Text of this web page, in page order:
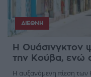
ΔΙΕΘΝΉ
Η Ουάσινγκτον
την Κούβα, ενώ
Η αυξανόμενη πίεση